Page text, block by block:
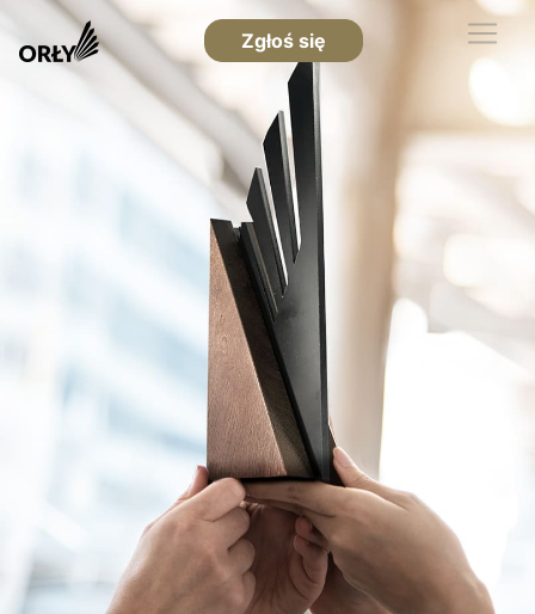
Zgłoś się